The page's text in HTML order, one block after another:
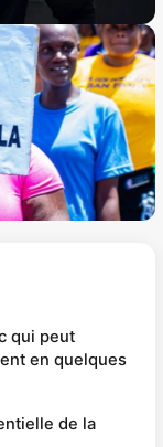
qui peut
en quelques
de la